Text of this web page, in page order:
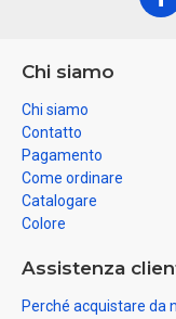
Chi siamo
Chi siamo
Contatto
Pagamento
Come ordinare
Catalogare
Colore
Assistenza
Perché acquistare da